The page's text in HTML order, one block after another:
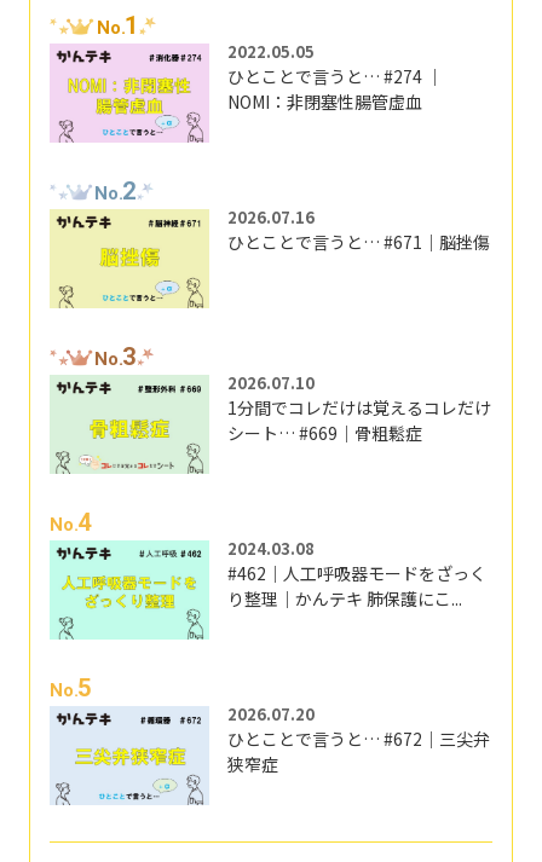
No.1
2022.05.05
ひとことで言うと… #274 ｜
NOMI：非閉塞性腸管虚血
No.2
2026.07.16
ひとことで言うと… #671｜脳挫傷
No.3
2026.07.10
1分間でコレだけは覚えるコレだけ
シート… #669｜骨粗鬆症
No.4
2024.03.08
#462｜人工呼吸器モードをざっく
り整理｜かんテキ 肺保護にこ...
No.5
2026.07.20
ひとことで言うと… #672｜三尖弁
狭窄症